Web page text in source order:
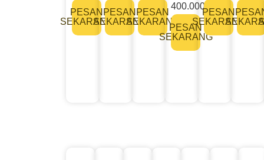
PESAN
SEKARANG
PESAN
SEKARANG
PESAN
SEKARANG
400.000
PESAN
SEKARANG
PESAN
SEKARANG